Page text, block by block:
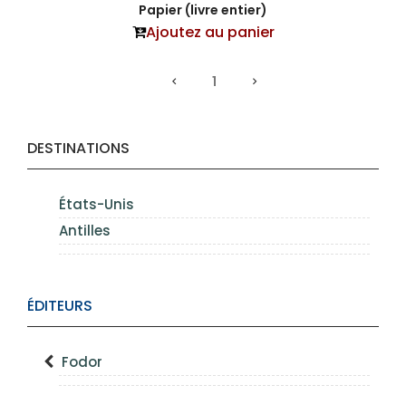
DESTINATIONS
États-Unis
Antilles
ÉDITEURS
Fodor
Papier (livre entier)
Ajoutez au panier
1